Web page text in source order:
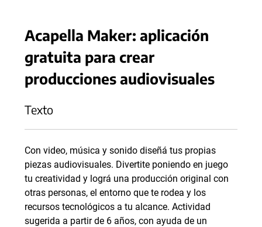
Acapella Maker: aplicación
gratuita para crear
producciones audiovisuales
Texto
Con video, música y sonido diseñá tus propias
piezas audiovisuales. Divertite poniendo en juego
tu creatividad y lográ una producción original con
otras personas, el entorno que te rodea y los
recursos tecnológicos a tu alcance. Actividad
sugerida a partir de 6 años, con ayuda de un